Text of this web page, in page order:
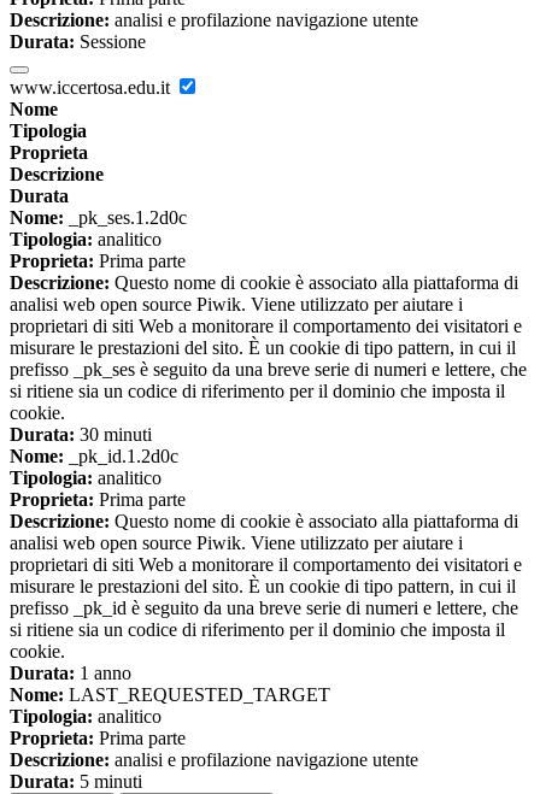
Descrizione: analisi e profilazione navigazione utente
Durata: Sessione
www.iccertosa.edu.it
Nome
Tipologia
Proprieta
Descrizione
Durata
Nome: _pk_ses.1.2d0c
Tipologia: analitico
Proprieta: Prima parte
Descrizione: Questo nome di cookie è associato alla piattaforma di
analisi web open source Piwik. Viene utilizzato per aiutare i
proprietari di siti Web a monitorare il comportamento dei visitatori e
misurare le prestazioni del sito. È un cookie di tipo pattern, in cui il
prefisso _pk_ses è seguito da una breve serie di numeri e lettere, che
si ritiene sia un codice di riferimento per il dominio che imposta il
cookie.
Durata: 30 minuti
Nome: _pk_id.1.2d0c
Tipologia: analitico
Proprieta: Prima parte
Descrizione: Questo nome di cookie è associato alla piattaforma di
analisi web open source Piwik. Viene utilizzato per aiutare i
proprietari di siti Web a monitorare il comportamento dei visitatori e
misurare le prestazioni del sito. È un cookie di tipo pattern, in cui il
prefisso _pk_id è seguito da una breve serie di numeri e lettere, che
si ritiene sia un codice di riferimento per il dominio che imposta il
cookie.
Durata: 1 anno
Nome: LAST_REQUESTED_TARGET
Tipologia: analitico
Proprieta: Prima parte
Descrizione: analisi e profilazione navigazione utente
Durata: 5 minuti